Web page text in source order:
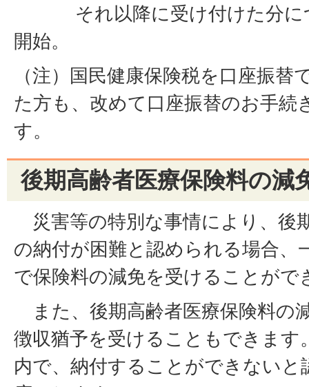
それ以降に受け付けた分に
開始。
（注）国民健康保険税を口座振替
た方も、改めて口座振替のお手続
す。
後期高齢者医療保険料の減
災害等の特別な事情により、後
の納付が困難と認められる場合、
で保険料の減免を受けることがで
また、後期高齢者医療保険料の
徴収猶予を受けることもできます
内で、納付することができないと